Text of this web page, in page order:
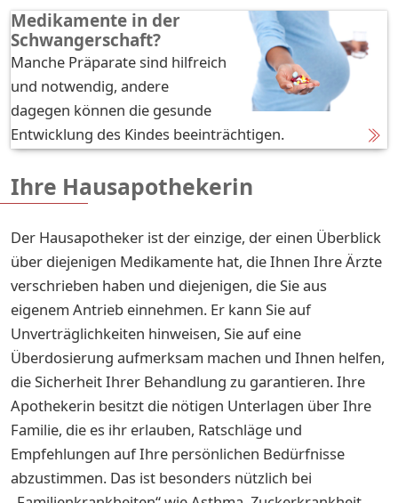
Medikamente in der
Schwangerschaft?
Manche Präparate sind hilfreich
und notwendig, andere
dagegen können die gesunde
Entwicklung des Kindes beeinträchtigen.
Ihre Hausapothekerin
Der Hausapotheker ist der einzige, der einen Überblick
über diejenigen Medikamente hat, die Ihnen Ihre Ärzte
verschrieben haben und diejenigen, die Sie aus
eigenem Antrieb einnehmen. Er kann Sie auf
Unverträglichkeiten hinweisen, Sie auf eine
Überdosierung aufmerksam machen und Ihnen helfen,
die Sicherheit Ihrer Behandlung zu garantieren. Ihre
Apothekerin besitzt die nötigen Unterlagen über Ihre
Familie, die es ihr erlauben, Ratschläge und
Empfehlungen auf Ihre persönlichen Bedürfnisse
abzustimmen. Das ist besonders nützlich bei